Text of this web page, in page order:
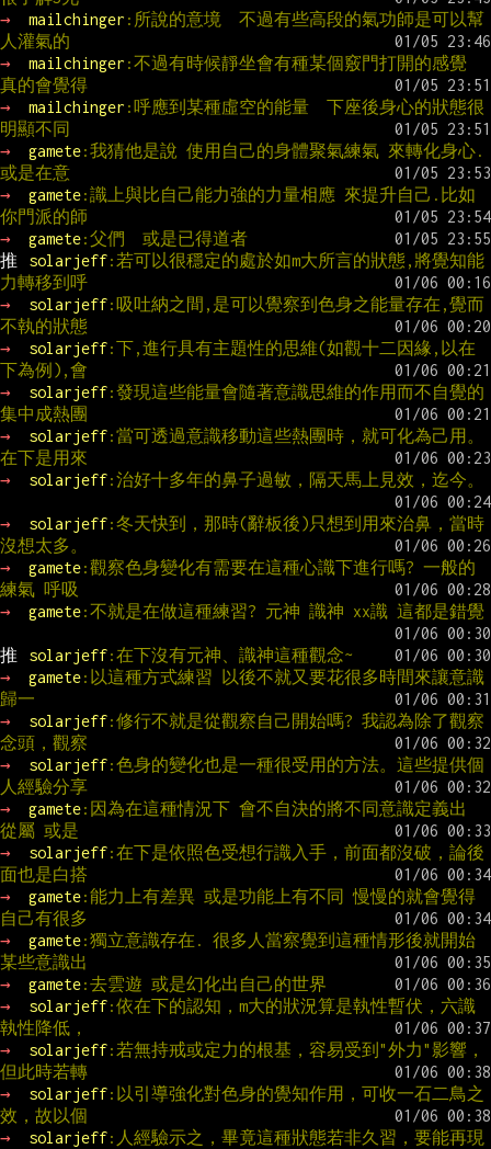
→
mailchinger :所說的意境  不過有些高段的氣功師是可以幫
人灌氣的
→
mailchinger :不過有時候靜坐會有種某個竅門打開的感覺
真的會覺得
→
mailchinger :呼應到某種虛空的能量  下座後身心的狀態很
明顯不同
→
gamete:我猜他是說 使用自己的身體聚氣練氣 來轉化身心.
或是在意
→
gamete:識上與比自己能力強的力量相應 來提升自己.比如
你門派的師
→
gamete:父們  或是已得道者
推
solarjeff:若可以很穩定的處於如m大所言的狀態,將覺知能
力轉移到呼
→
solarjeff:吸吐納之間,是可以覺察到色身之能量存在,覺而
不執的狀態
→
solarjeff:下,進行具有主題性的思維(如觀十二因緣,以在
下為例),會
→
solarjeff:發現這些能量會隨著意識思維的作用而不自覺的
集中成熱團
→
solarjeff:當可透過意識移動這些熱團時，就可化為己用。
在下是用來
→
solarjeff:治好十多年的鼻子過敏，隔天馬上見效，迄今。
→ solarjeff:冬天快到，那時(辭板後)只想到用來治鼻，當時
沒想太多。
→
gamete:觀察色身變化有需要在這種心識下進行嗎? 一般的
練氣 呼吸
→
gamete:不就是在做這種練習? 元神 識神 xx識 這都是錯覺
推 solarjeff:在下沒有元神、識神這種觀念~
→
gamete:以這種方式練習 以後不就又要花很多時間來讓意識
歸一
→
solarjeff:修行不就是從觀察自己開始嗎? 我認為除了觀察
念頭，觀察
→
solarjeff:色身的變化也是一種很受用的方法。這些提供個
人經驗分享
→
gamete:因為在這種情況下 會不自決的將不同意識定義出
從屬 或是
→
solarjeff:在下是依照色受想行識入手，前面都沒破，論後
面也是白搭
→
gamete:能力上有差異 或是功能上有不同 慢慢的就會覺得
自己有很多
→
gamete:獨立意識存在. 很多人當察覺到這種情形後就開始
某些意識出
→
gamete:去雲遊 或是幻化出自己的世界
→
solarjeff:依在下的認知，m大的狀況算是執性暫伏，六識
執性降低，
→
solarjeff:若無持戒或定力的根基，容易受到"外力"影響，
但此時若轉
→
solarjeff:以引導強化對色身的覺知作用，可收一石二鳥之
效，故以個
→
solarjeff:人經驗示之，畢竟這種狀態若非久習，要能再現